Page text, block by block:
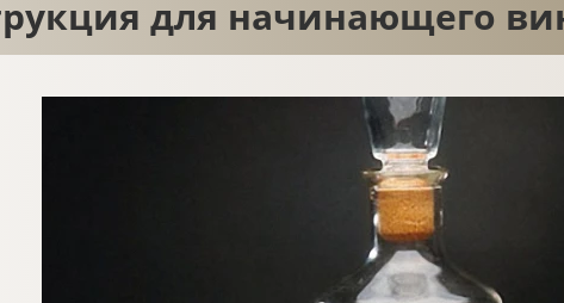
для начинающего